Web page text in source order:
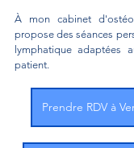
À mon cabinet
propose des séances
lymphatique adaptées
patient.
Prendre RDV à